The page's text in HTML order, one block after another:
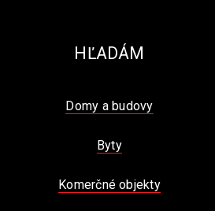
HĽADÁM
Domy a budovy
Byty
Komerčné objekty